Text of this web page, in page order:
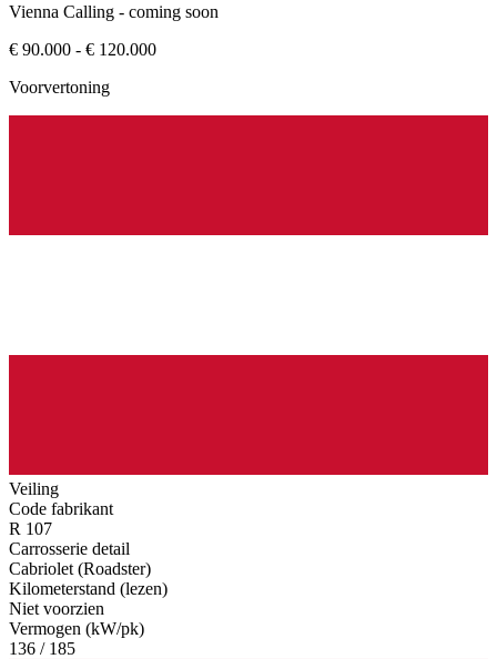
Vienna Calling - coming soon
€ 90.000 - € 120.000
Voorvertoning
Veiling
Code fabrikant
R 107
Carrosserie detail
Cabriolet (Roadster)
Kilometerstand (lezen)
Niet voorzien
Vermogen (kW/pk)
136 / 185